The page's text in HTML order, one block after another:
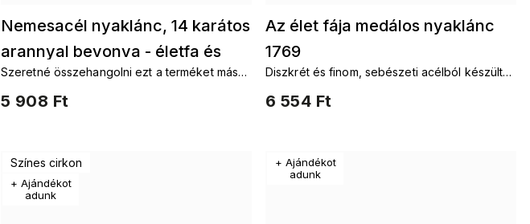
Nemesacél nyaklánc, 14 karátos
arannyal bevonva - életfa és
végtelen 3001700
5 908 Ft
Szeretné összehangolni ezt a terméket más
életfaFülbevalók életfaKarkötők
Az élet fája medálos nyaklánc
1769
6 554 Ft
Diszkrét és finom, sebészeti acélból készült
körben.
Színes cirkon
+ Ajándékot
adunk
+ Ajándékot
adunk